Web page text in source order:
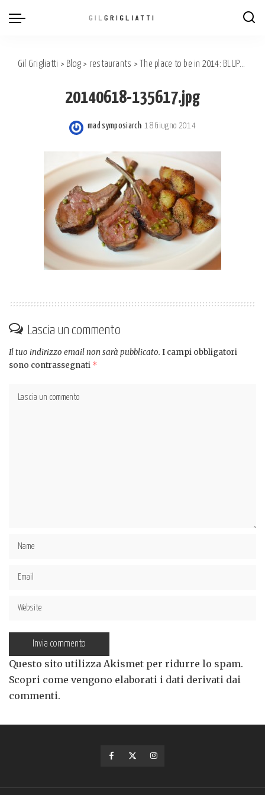
Gil Grigliatti > Blog > restaurants > The place to be in 2014: BLUPUM by Davide Scabin
20140618-135617.jpg
Posted
mad symposiarch 18 Giugno 2014
Lascia un commento
Il tuo indirizzo email non sarà pubblicato. I campi obbligatori
sono contrassegnati *
Questo sito utilizza Akismet per ridurre lo spam.
Scopri come vengono elaborati i dati derivati dai
commenti.